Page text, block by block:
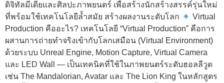
ดิจิทัลมีเดียและศิลปะภาพยนตร์ เพื่อสร้างนักสร้างสรรค์รุ่นใหม่
ที่พร้อมใช้เทคโนโลยีล้ำสมัย สร้างผลงานระดับโลก
Virtual
Production คืออะไร? เทคโนโลยี “Virtual Production” คือการ
ผสานการถ่ายทำจริงเข้ากับโลกเสมือน (Virtual Environment)
ด้วยระบบ Unreal Engine, Motion Capture, Virtual Camera
และ LED Wall — เป็นเทคนิคที่ใช้ในภาพยนตร์ระดับฮอลลีวูด
เช่น The Mandalorian, Avatar และ The Lion King ในหลักสูตร